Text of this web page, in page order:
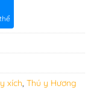
xích, Thú y Hương